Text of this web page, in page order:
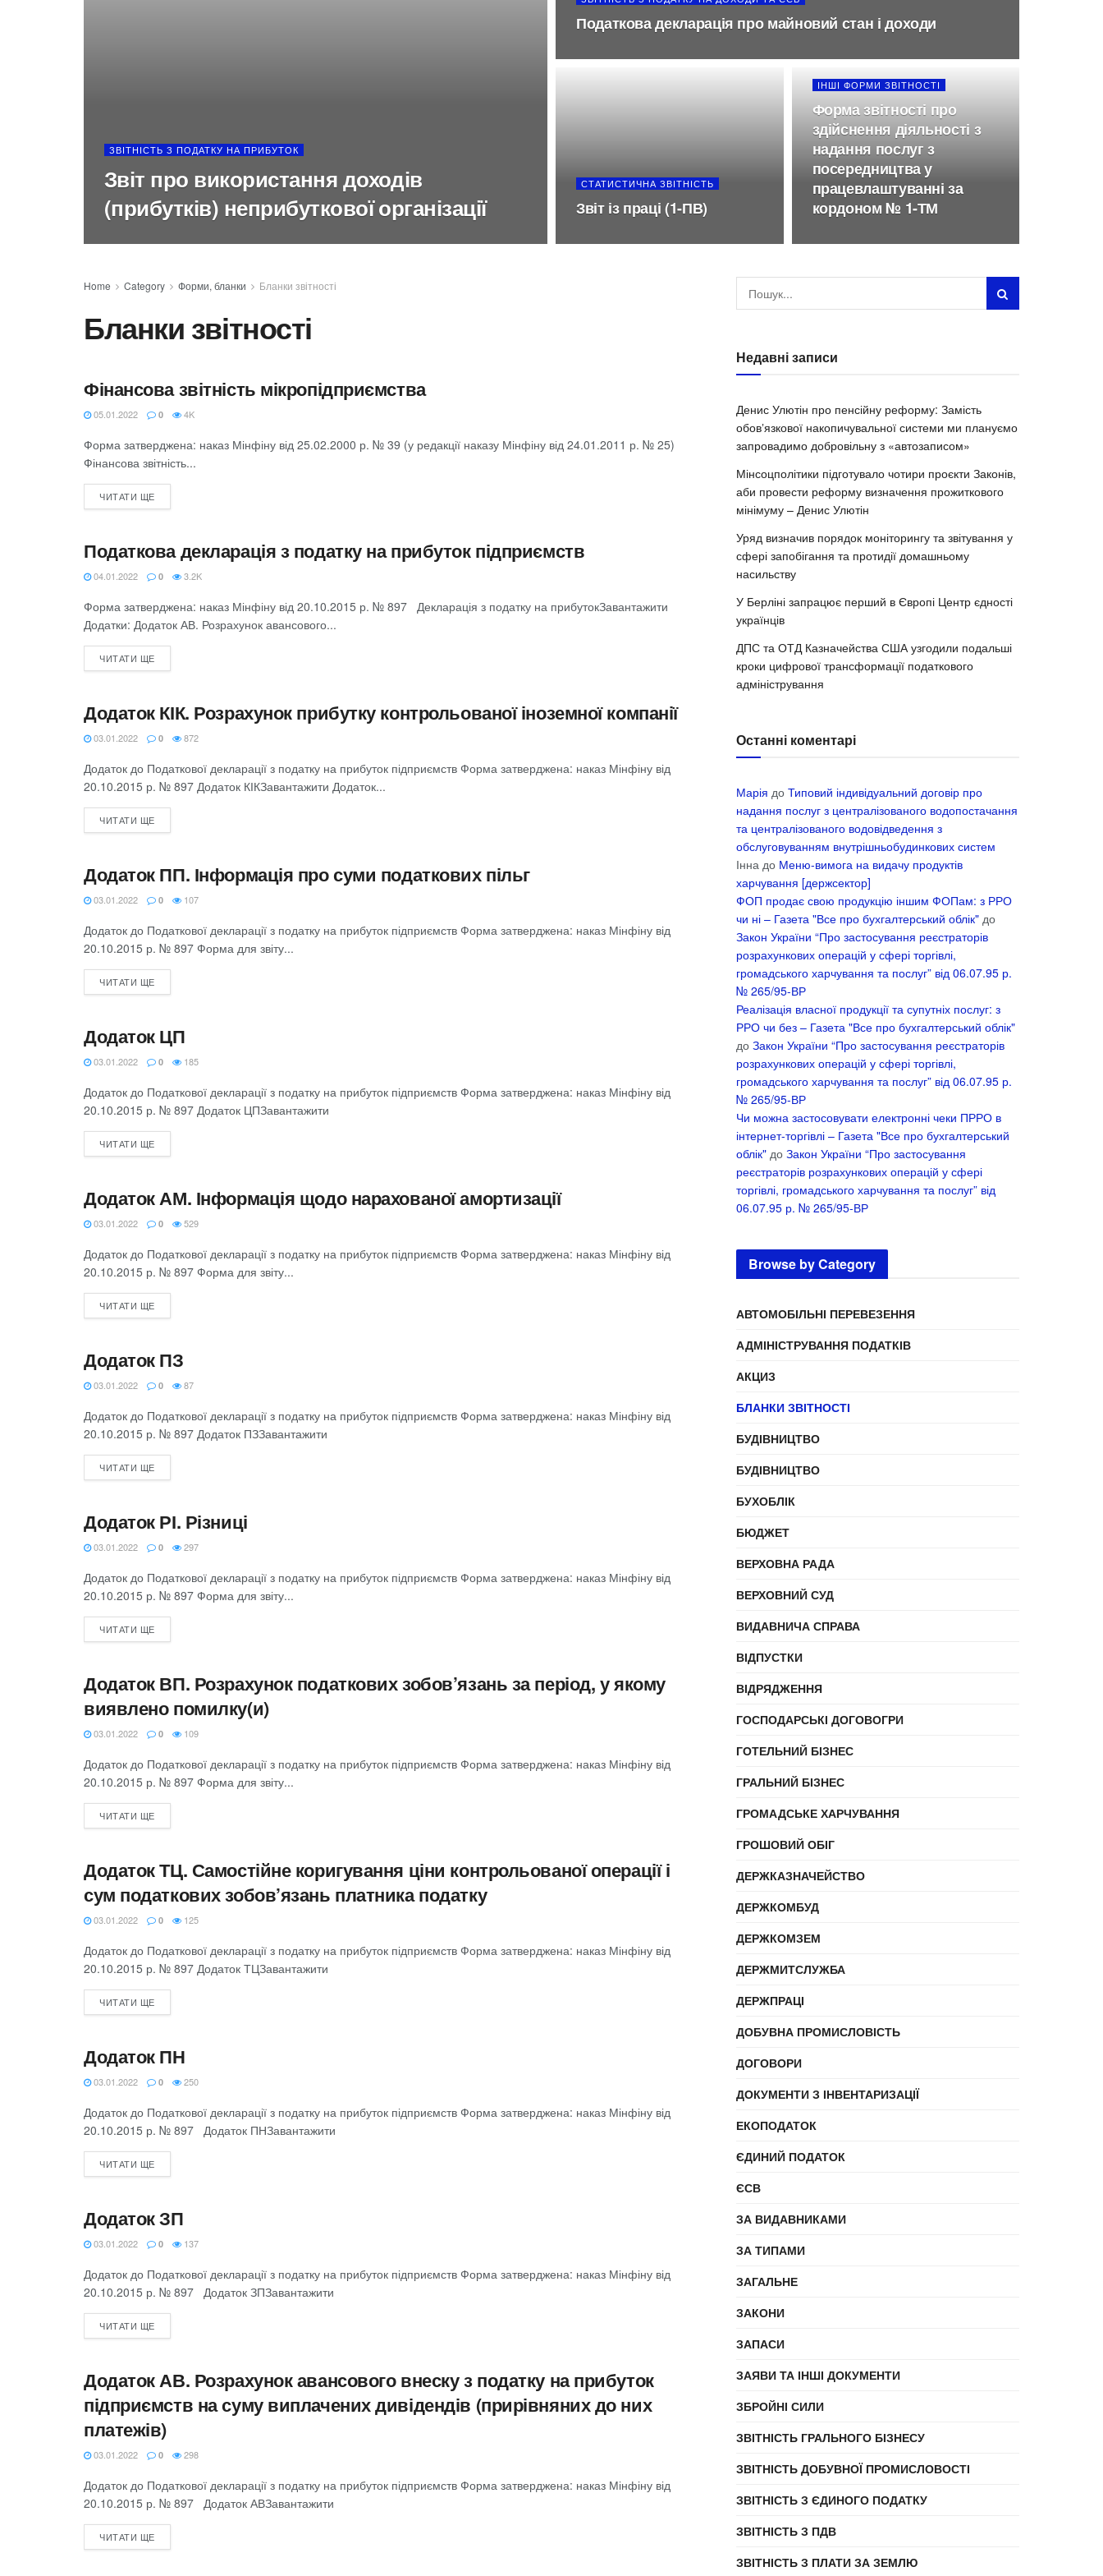
ЗВІТНІСТЬ З ПОДАТКУ НА ПРИБУТОК
Звіт про використання доходів
(прибутків) неприбуткової організації
Податкова декларація про майновий стан і доходи
СТАТИСТИЧНА ЗВІТНІСТЬ
Звіт із праці (1-ПВ)
ІНШІ ФОРМИ ЗВІТНОСТІ
Форма звітності про
здійснення діяльності з
надання послуг з
посередництва у
працевлаштуванні за
кордоном № 1-ТМ
Home Category Форми, бланки Бланки звітності
Бланки звітності
ФІНАНСОВА ЗВІТНІСТЬ
Фінансова звітність мікропідприємства
05.01.2022 0 4K
Форма затверджена: наказ Мінфіну від 25.02.2000 р. № 39 (у редакції наказу Мінфіну від 24.01.2011 р. № 25)
Фінансова звітність...
ЧИТАТИ ЩЕ
ЗВІТНІСТЬ З ПОДАТКУ НА ПРИБУТОК
Податкова декларація з податку на прибуток підприємств
04.01.2022 0 3.2K
Форма затверджена: наказ Мінфіну від 20.10.2015 р. № 897 Декларація з податку на прибутокЗавантажити
Додатки: Додаток АВ. Розрахунок авансового...
ЧИТАТИ ЩЕ
ЗВІТНІСТЬ З ПОДАТКУ НА ПРИБУТОК
Додаток КІК. Розрахунок прибутку контрольованої іноземної компанії
03.01.2022 0 872
Додаток до Податкової декларації з податку на прибуток підприємств Форма затверджена: наказ Мінфіну від
20.10.2015 р. № 897 Додаток КІКЗавантажити Додаток...
ЧИТАТИ ЩЕ
ЗВІТНІСТЬ З ПОДАТКУ НА ПРИБУТОК
Додаток ПП. Інформація про суми податкових пільг
03.01.2022 0 107
Додаток до Податкової декларації з податку на прибуток підприємств Форма затверджена: наказ Мінфіну від
20.10.2015 р. № 897 Форма для звіту...
ЧИТАТИ ЩЕ
ЗВІТНІСТЬ З ПОДАТКУ НА ПРИБУТОК
Додаток ЦП
03.01.2022 0 185
Додаток до Податкової декларації з податку на прибуток підприємств Форма затверджена: наказ Мінфіну від
20.10.2015 р. № 897 Додаток ЦПЗавантажити
ЧИТАТИ ЩЕ
ЗВІТНІСТЬ З ПОДАТКУ НА ПРИБУТОК
Додаток АМ. Інформація щодо нарахованої амортизації
03.01.2022 0 529
Додаток до Податкової декларації з податку на прибуток підприємств Форма затверджена: наказ Мінфіну від
20.10.2015 р. № 897 Форма для звіту...
ЧИТАТИ ЩЕ
ЗВІТНІСТЬ З ПОДАТКУ НА ПРИБУТОК
Додаток ПЗ
03.01.2022 0 87
Додаток до Податкової декларації з податку на прибуток підприємств Форма затверджена: наказ Мінфіну від
20.10.2015 р. № 897 Додаток ПЗЗавантажити
ЧИТАТИ ЩЕ
ЗВІТНІСТЬ З ПОДАТКУ НА ПРИБУТОК
Додаток РІ. Різниці
03.01.2022 0 297
Додаток до Податкової декларації з податку на прибуток підприємств Форма затверджена: наказ Мінфіну від
20.10.2015 р. № 897 Форма для звіту...
ЧИТАТИ ЩЕ
ЗВІТНІСТЬ З ПОДАТКУ НА ПРИБУТОК
Додаток ВП. Розрахунок податкових зобов’язань за період, у якому
виявлено помилку(и)
03.01.2022 0 109
Додаток до Податкової декларації з податку на прибуток підприємств Форма затверджена: наказ Мінфіну від
20.10.2015 р. № 897 Форма для звіту...
ЧИТАТИ ЩЕ
ЗВІТНІСТЬ З ПОДАТКУ НА ПРИБУТОК
Додаток ТЦ. Самостійне коригування ціни контрольованої операції і
сум податкових зобов’язань платника податку
03.01.2022 0 125
Додаток до Податкової декларації з податку на прибуток підприємств Форма затверджена: наказ Мінфіну від
20.10.2015 р. № 897 Додаток ТЦЗавантажити
ЧИТАТИ ЩЕ
ЗВІТНІСТЬ З ПОДАТКУ НА ПРИБУТОК
Додаток ПН
03.01.2022 0 250
Додаток до Податкової декларації з податку на прибуток підприємств Форма затверджена: наказ Мінфіну від
20.10.2015 р. № 897 Додаток ПНЗавантажити
ЧИТАТИ ЩЕ
ЗВІТНІСТЬ З ПОДАТКУ НА ПРИБУТОК
Додаток ЗП
03.01.2022 0 137
Додаток до Податкової декларації з податку на прибуток підприємств Форма затверджена: наказ Мінфіну від
20.10.2015 р. № 897 Додаток ЗПЗавантажити
ЧИТАТИ ЩЕ
ЗВІТНІСТЬ З ПОДАТКУ НА ПРИБУТОК
Додаток АВ. Розрахунок авансового внеску з податку на прибуток
підприємств на суму виплачених дивідендів (прирівняних до них
платежів)
03.01.2022 0 298
Додаток до Податкової декларації з податку на прибуток підприємств Форма затверджена: наказ Мінфіну від
20.10.2015 р. № 897 Додаток АВЗавантажити
ЧИТАТИ ЩЕ
Недавні записи
Денис Улютін про пенсійну реформу: Замість
обовʼязкової накопичувальної системи ми плануємо
запровадимо добровільну з «автозаписом»
Мінсоцполітики підготувало чотири проєкти Законів,
аби провести реформу визначення прожиткового
мінімуму – Денис Улютін
Уряд визначив порядок моніторингу та звітування у
сфері запобігання та протидії домашньому
насильству
У Берліні запрацює перший в Європі Центр єдності
українців
ДПС та ОТД Казначейства США узгодили подальші
кроки цифрової трансформації податкового
адміністрування
Останні коментарі
Марія до Типовий індивідуальний договір про
надання послуг з централізованого водопостачання
та централізованого водовідведення з
обслуговуванням внутрішньобудинкових систем
Інна до Меню-вимога на видачу продуктів
харчування [держсектор]
ФОП продає свою продукцію іншим ФОПам: з РРО
чи ні – Газета "Все про бухгалтерський облік" до
Закон України “Про застосування реєстраторів
розрахункових операцій у сфері торгівлі,
громадського харчування та послуг” від 06.07.95 р.
№ 265/95-ВР
Реалізація власної продукції та супутніх послуг: з
РРО чи без – Газета "Все про бухгалтерський облік"
до Закон України “Про застосування реєстраторів
розрахункових операцій у сфері торгівлі,
громадського харчування та послуг” від 06.07.95 р.
№ 265/95-ВР
Чи можна застосовувати електронні чеки ПРРО в
інтернет-торгівлі – Газета "Все про бухгалтерський
облік" до Закон України “Про застосування
реєстраторів розрахункових операцій у сфері
торгівлі, громадського харчування та послуг” від
06.07.95 р. № 265/95-ВР
Browse by Category
АВТОМОБІЛЬНІ ПЕРЕВЕЗЕННЯ
АДМІНІСТРУВАННЯ ПОДАТКІВ
АКЦИЗ
БЛАНКИ ЗВІТНОСТІ
БУДІВНИЦТВО
БУДІВНИЦТВО
БУХОБЛІК
БЮДЖЕТ
ВЕРХОВНА РАДА
ВЕРХОВНИЙ СУД
ВИДАВНИЧА СПРАВА
ВІДПУСТКИ
ВІДРЯДЖЕННЯ
ГОСПОДАРСЬКІ ДОГОВОГРИ
ГОТЕЛЬНИЙ БІЗНЕС
ГРАЛЬНИЙ БІЗНЕС
ГРОМАДСЬКЕ ХАРЧУВАННЯ
ГРОШОВИЙ ОБІГ
ДЕРЖКАЗНАЧЕЙСТВО
ДЕРЖКОМБУД
ДЕРЖКОМЗЕМ
ДЕРЖМИТСЛУЖБА
ДЕРЖПРАЦІ
ДОБУВНА ПРОМИСЛОВІСТЬ
ДОГОВОРИ
ДОКУМЕНТИ З ІНВЕНТАРИЗАЦІЇ
ЕКОПОДАТОК
ЄДИНИЙ ПОДАТОК
ЄСВ
ЗА ВИДАВНИКАМИ
ЗА ТИПАМИ
ЗАГАЛЬНЕ
ЗАКОНИ
ЗАПАСИ
ЗАЯВИ ТА ІНШІ ДОКУМЕНТИ
ЗБРОЙНІ СИЛИ
ЗВІТНІСТЬ ГРАЛЬНОГО БІЗНЕСУ
ЗВІТНІСТЬ ДОБУВНОЇ ПРОМИСЛОВОСТІ
ЗВІТНІСТЬ З ЄДИНОГО ПОДАТКУ
ЗВІТНІСТЬ З ПДВ
ЗВІТНІСТЬ З ПЛАТИ ЗА ЗЕМЛЮ